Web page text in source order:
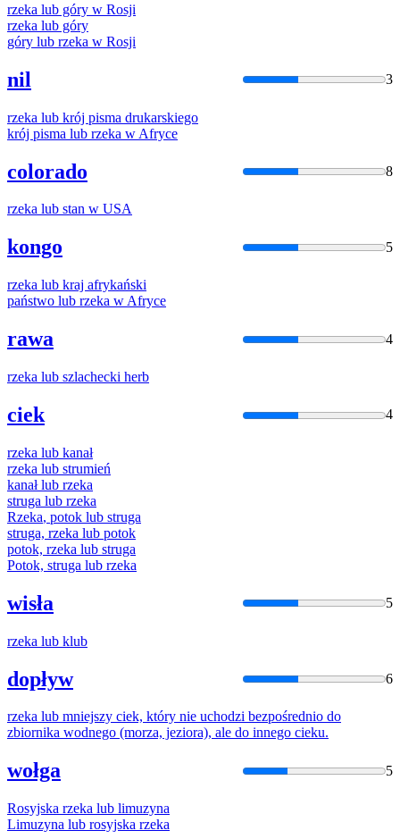
rzeka lub góry w Rosji
rzeka lub góry
góry lub rzeka w Rosji
nil 3
rzeka lub krój pisma drukarskiego
krój pisma lub rzeka w Afryce
colorado 8
rzeka lub stan w USA
kongo 5
rzeka lub kraj afrykański
państwo lub rzeka w Afryce
rawa 4
rzeka lub szlachecki herb
ciek 4
rzeka lub kanał
rzeka lub strumień
kanałlub rzeka
struga lub rzeka
Rzeka, potok lub struga
struga, rzeka lub potok
potok, rzeka lub struga
Potok, struga lub rzeka
wisła 5
rzeka lub klub
dopływ 6
rzeka lub mniejszy ciek, który nie uchodzi bezpośrednio do
zbiornika wodnego (morza, jeziora), ale do innego cieku.
wołga 5
Rosyjska rzeka lub limuzyna
Limuzyna lub rosyjska rzeka